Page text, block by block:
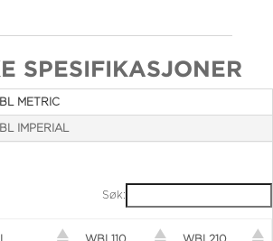
SPESIFIKASJONER
METRIC
IMPERIAL
Søk:
WBL110 WBL210